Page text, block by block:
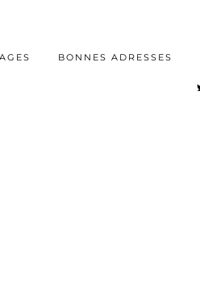
BONNES ADRESSES